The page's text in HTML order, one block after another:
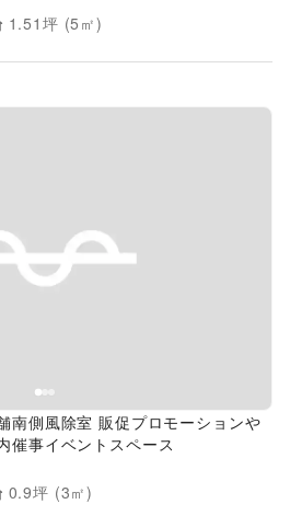
1.51 坪 (5 ㎡)
南側風除室 販促プロモーションや
催事イベントスペース
0.9坪 (3㎡)